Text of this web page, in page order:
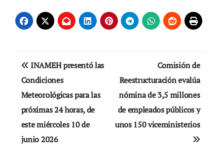
Navegación
de
entradas
INAMEH presentó las
Condiciones
Meteorológicas para las
próximas 24 horas, de
este miércoles 10 de
junio 2026
Comisión de
Reestructuración evalúa
nómina de 3,5 millones
de empleados públicos y
unos 150 viceministerios